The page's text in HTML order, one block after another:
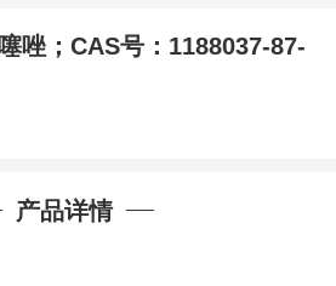
唑；CAS号：1188037-87-
产品详情